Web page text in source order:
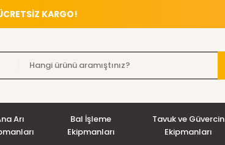
KARGO!
Arı
Bal İşleme
Ekipmanları
Tavuk ve Güvercin
Ekipmanları